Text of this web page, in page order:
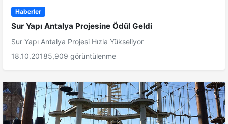
Haberler
Sur Yapı Antalya Projesine Ödül Geldi
Sur Yapı Antalya Projesi Hızla Yükseliyor
18.10.20185,909 görüntülenme